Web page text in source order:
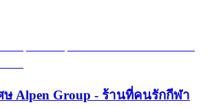
ษ Alpen Group - ร้านที่คนรักกีฬา